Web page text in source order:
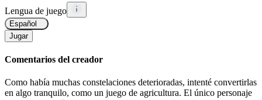
Lengua de juego
Español
Jugar
Comentarios del creador
Como había muchas constelaciones deterioradas, intenté convertirlas
en algo tranquilo, como un juego de agricultura. El único personaje